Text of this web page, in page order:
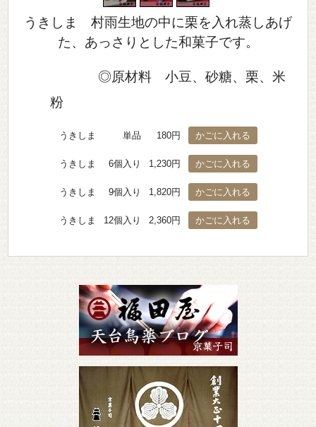
うきしま 村雨生地の中に栗を入れ蒸しあげ
た、あっさりとした和菓子です。
◎原材料 小豆、砂糖、栗、米
粉
うきしま 単品 180円
うきしま 6個入り 1,230円
うきしま 9個入り 1,820円
うきしま 12個入り 2,360円